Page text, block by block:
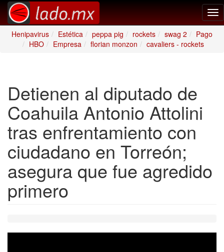
Henipavirus
Estética peppa pig rockets swag 2
Pago
HBO
Empresa florian monzon cavaliers - rockets
Detienen al diputado de
Coahuila Antonio Attolini
tras enfrentamiento con
ciudadano en Torreón;
asegura que fue agredido
primero